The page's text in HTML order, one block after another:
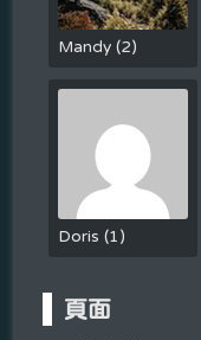
Mandy(2)
Doris(1 )
頁面